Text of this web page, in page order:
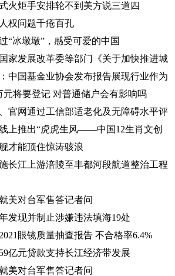
火炬手安排轮不到美方说三道四
权问题千疮百孔
“冰墩墩”，感受可爱的中国
家发展改革委等部门《关于加快推进城
中国基金业协会发布报告展现行业作为
元将要登记 对普通储户会有影响吗
官网通过工信部适老化及无障碍水平评
上推出“虎虎生风——中国12生肖文创
才能顶住惊涛骇浪
长江上游涪陵至丰都河段航道整治工程
美对台军售答记者问
发现并制止涉嫌违法填海19处
眼镜质量抽查报告 不合格率6.4%
亿元贷款支持长江经济带发展
美对台军售答记者问